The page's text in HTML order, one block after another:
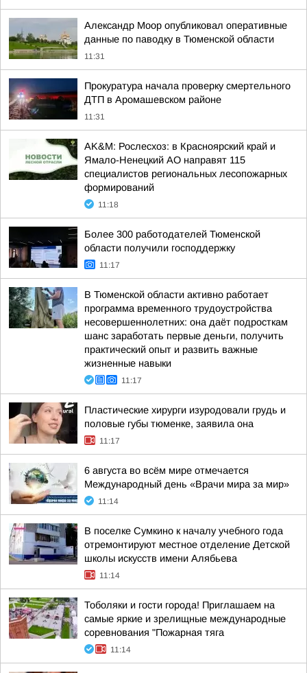
Александр Моор опубликовал оперативные
данные по паводку в Тюменской области
11:31
Прокуратура начала проверку смертельного
ДТП в Аромашевском районе
11:31
AK&M: Рослесхоз: в Красноярский край и
Ямало-Ненецкий АО направят 115
специалистов региональных лесопожарных
формирований
11:18
Более 300 работодателей Тюменской
области получили господдержку
11:17
В Тюменской области активно работает
программа временного трудоустройства
несовершеннолетних: она даёт подросткам
шанс заработать первые деньги, получить
практический опыт и развить важные
жизненные навыки
11:17
Пластические хирурги изуродовали грудь и
половые губы тюменке, заявила она
11:17
6 августа во всём мире отмечается
Международный день «Врачи мира за мир»
11:14
В поселке Сумкино к началу учебного года
отремонтируют местное отделение Детской
школы искусств имени Алябьева
11:14
Тоболяки и гости города! Приглашаем на
самые яркие и зрелищные международные
соревнования "Пожарная тяга
11:14